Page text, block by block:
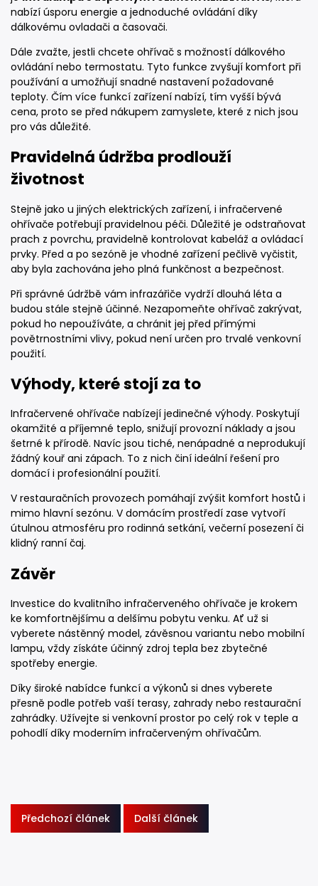
nabízí úsporu energie a jednoduché ovládání díky
dálkovému ovladači a časovači.
Dále zvažte, jestli chcete ohřívač s možností dálkového
ovládání nebo termostatu. Tyto funkce zvyšují komfort při
používání a umožňují snadné nastavení požadované
teploty. Čím více funkcí zařízení nabízí, tím vyšší bývá
cena, proto se před nákupem zamyslete, které z nich jsou
pro vás důležité.
Pravidelná údržba prodlouží
životnost
Stejně jako u jiných elektrických zařízení, i infračervené
ohřívače potřebují pravidelnou péči. Důležité je odstraňovat
prach z povrchu, pravidelně kontrolovat kabeláž a ovládací
prvky. Před a po sezóně je vhodné zařízení pečlivě vyčistit,
aby byla zachována jeho plná funkčnost a bezpečnost.
Při správné údržbě vám infrazářiče vydrží dlouhá léta a
budou stále stejně účinné. Nezapomeňte ohřívač zakrývat,
pokud ho nepoužíváte, a chránit jej před přímými
povětrnostními vlivy, pokud není určen pro trvalé venkovní
použití.
Výhody, které stojí za to
Infračervené ohřívače nabízejí jedinečné výhody. Poskytují
okamžité a příjemné teplo, snižují provozní náklady a jsou
šetrné k přírodě. Navíc jsou tiché, nenápadné a neprodukují
žádný kouř ani zápach. To z nich činí ideální řešení pro
domácí i profesionální použití.
V restauračních provozech pomáhají zvýšit komfort hostů i
mimo hlavní sezónu. V domácím prostředí zase vytvoří
útulnou atmosféru pro rodinná setkání, večerní posezení či
klidný ranní čaj.
Závěr
Investice do kvalitního infračerveného ohřívače je krokem
ke komfortnějšímu a delšímu pobytu venku. Ať už si
vyberete nástěnný model, závěsnou variantu nebo mobilní
lampu, vždy získáte účinný zdroj tepla bez zbytečné
spotřeby energie.
Díky široké nabídce funkcí a výkonů si dnes vyberete
přesně podle potřeb vaší terasy, zahrady nebo restaurační
zahrádky. Užívejte si venkovní prostor po celý rok v teple a
pohodlí díky moderním infračerveným ohřívačům.
Předchozí článek Další článek